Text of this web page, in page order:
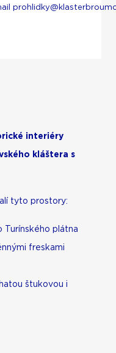
interiéry
kláštera s
tyto prostory:
Turínského plátna
freskami
štukovou i